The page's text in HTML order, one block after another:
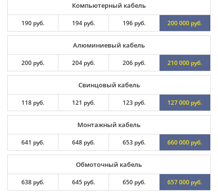
Компьютерный кабель
190 руб. 194 руб. 196 руб. 200 000 руб.
Алюминиевый кабель
200 руб. 204 руб. 206 руб. 210 000 руб.
Свинцовый кабель
118 руб. 121 руб. 123 руб. 127 000 руб.
Монтажный кабель
641 руб. 648 руб. 653 руб. 660 000 руб.
Обмоточный кабель
638 руб. 645 руб. 650 руб. 657 000 руб.